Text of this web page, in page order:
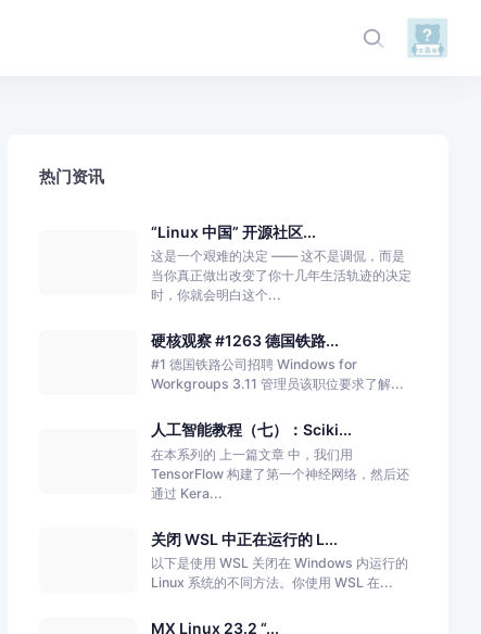
热门资讯
“Linux 中国” 开源社区...
这是一个艰难的决定 —— 这不是调侃，而是
当你真正做出改变了你十几年生活轨迹的决定
时，你就会明白这个...
硬核观察 #1263 德国铁路...
#1 德国铁路公司招聘 Windows for
Workgroups 3.11 管理员该职位要求了解...
人工智能教程（七）：Sciki...
在本系列的 上一篇文章 中，我们用
TensorFlow 构建了第一个神经网络，然后还
通过 Kera...
关闭 WSL 中正在运行的 L...
以下是使用 WSL 关闭在 Windows 内运行的
Linux 系统的不同方法。你使用 WSL 在...
MX Linux 23.2 “...